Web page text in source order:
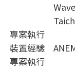
Wave
Taichung
專案執行
裝置經驗
專案執行